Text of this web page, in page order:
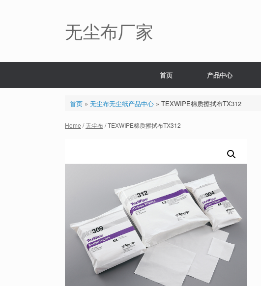
无尘布厂家
首页 产品中心
首页» 无尘布无尘纸产品中心» TEXWIPE棉质擦拭布TX312
Home /无尘布/ TEXWIPE棉质擦拭布TX312